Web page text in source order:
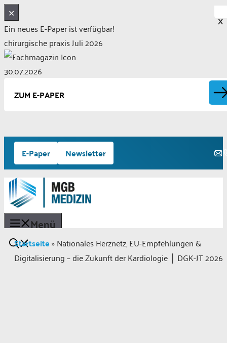
✕
Ein neues E-Paper ist verfügbar!
chirurgische praxis Juli 2026
30.07.2026
ZUM E-PAPER
Zum
Inhalt
springen
E-Paper Newsletter
Menü
Startseite»Nationales Herznetz, EU-Empfehlungen &
Digitalisierung – die Zukunft der Kardiologie │ DGK-JT 2026
X